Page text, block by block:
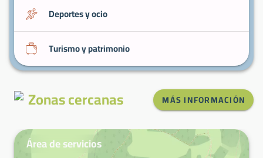
Deportes y ocio
Turismo y patrimonio
Zonas cercanas MÁS INFORMACIÓN
Área de servicios